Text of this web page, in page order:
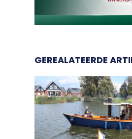
GEREALATEERDE